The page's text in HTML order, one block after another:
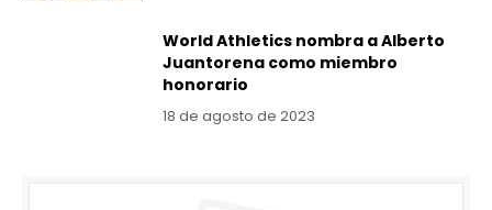
World Athletics nombra a Alberto
Juantorena como miembro
honorario
18 de agosto de 2023